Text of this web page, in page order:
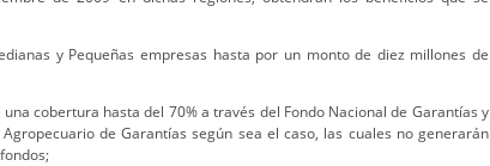
y Pequeñas empresas hasta por un monto de diez millones de
cobertura hasta del 70% a través del Fondo Nacional de Garantías y
de Garantías según sea el caso, las cuales no generarán